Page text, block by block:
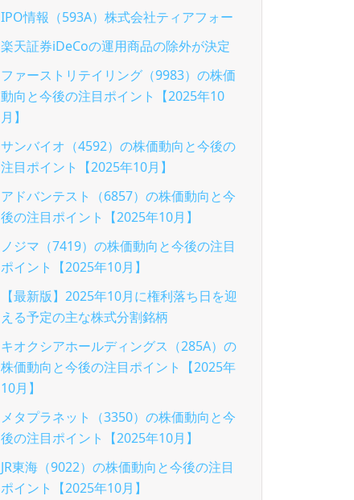
IPO情報（593A）株式会社ティアフォー
楽天証券iDeCoの運用商品の除外が決定
ファーストリテイリング（9983）の株価
動向と今後の注目ポイント【2025年10
月】
サンバイオ（4592）の株価動向と今後の
注目ポイント【2025年10月】
アドバンテスト（6857）の株価動向と今
後の注目ポイント【2025年10月】
ノジマ（7419）の株価動向と今後の注目
ポイント【2025年10月】
【最新版】2025年10月に権利落ち日を迎
える予定の主な株式分割銘柄
キオクシアホールディングス（285A）の
株価動向と今後の注目ポイント【2025年
10月】
メタプラネット（3350）の株価動向と今
後の注目ポイント【2025年10月】
JR東海（9022）の株価動向と今後の注目
ポイント【2025年10月】